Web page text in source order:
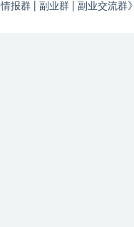
情报群 | 副业群 | 副业交流群》